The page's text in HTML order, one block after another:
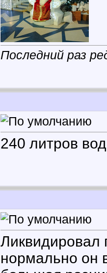
Последний раз
240 литров
Ликвидировал
нормально он